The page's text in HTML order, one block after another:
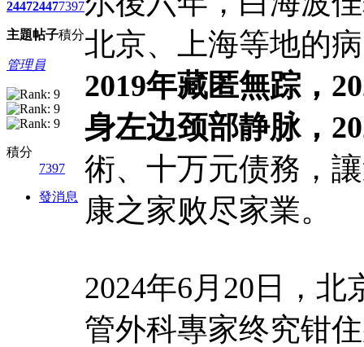
2447
主題
2447
帖子
7397
積分
管理員
積分
7397
發消息
北京、上海等地的
2019年藏匿無踪，
身左边颈部静脉，
術、十万元债務，
康之家败尽家業。
2024年6月20日，
管外科專家终究钳